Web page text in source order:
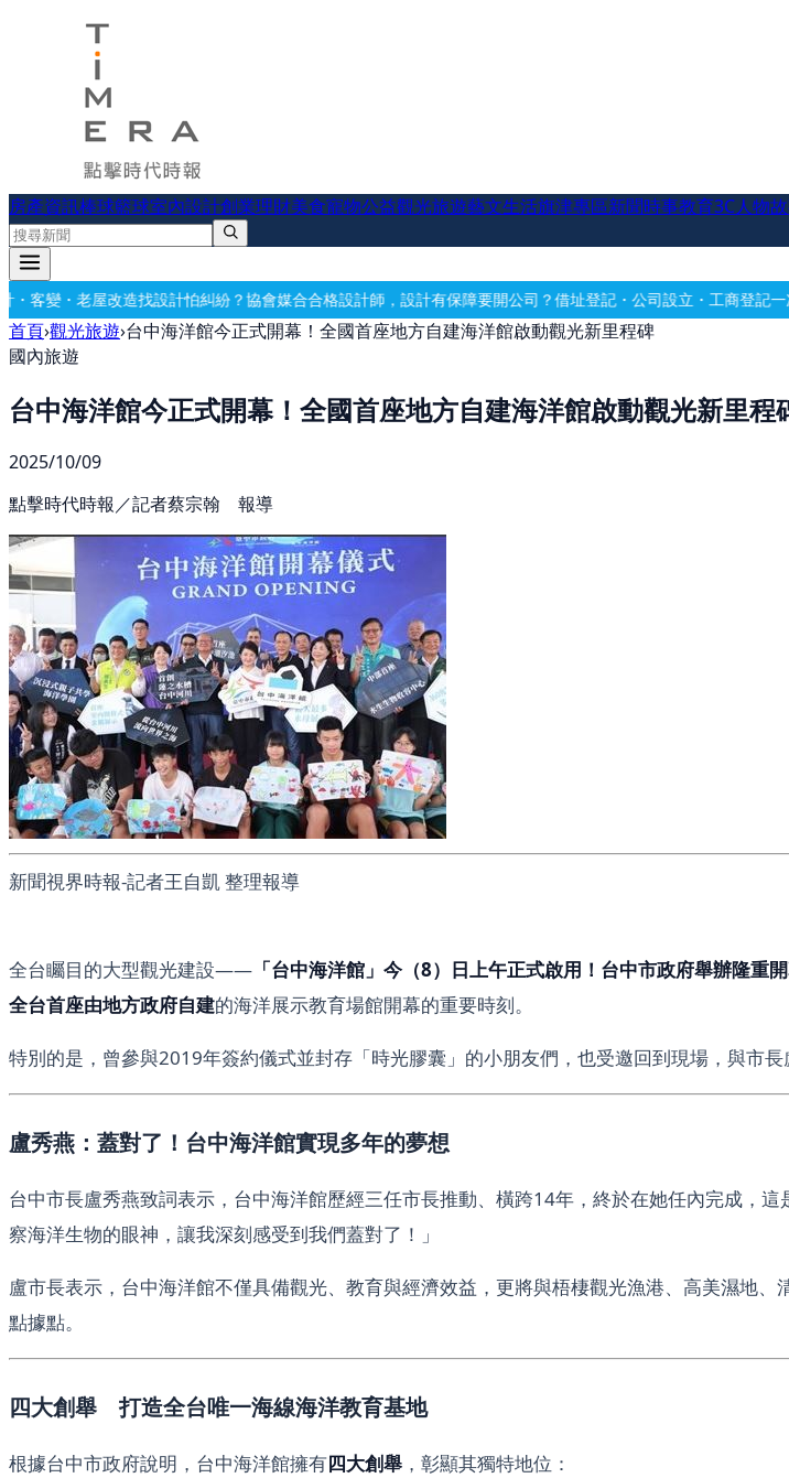
房產資訊棒球籃球室內設計創業理財美食寵物公益觀光旅遊藝文生活旗津專區新聞時事教育3C人物
造找設計怕糾紛？協會媒合合格設計師，設計有保障要開公司？借址登記・公司設立・工商登記一次辦好記帳報稅
首頁›觀光旅遊›台中海洋館今正式開幕！全國首座地方自建海洋館啟動觀光新里程碑
國內旅遊
台中海洋館今正式開幕！全國首座地方自建海洋館啟動觀光新里程
2025/10/09
點擊時代時報／記者蔡宗翰 報導
新聞視界時報-記者王自凱 整理報導
全台矚目的大型觀光建設—— 「台中海洋館」 今（8）日上午正式啟用！台中市政府舉辦隆重
全台首座由地方政府自建的海洋展示教育場館開幕的重要時刻。
特別的是，曾參與2019年簽約儀式並封存「時光膠囊」的小朋友們，也受邀回到現場，與市
盧秀燕：蓋對了！台中海洋館實現多年的夢想
台中市長盧秀燕致詞表示，台中海洋館歷經三任市長推動、橫跨14年，終於在她任內完成，
察海洋生物的眼神，讓我深刻感受到我們蓋對了！」
盧市長表示，台中海洋館不僅具備觀光、教育與經濟效益，更將與梧棲觀光漁港、高美濕地
點據點。
四大創舉 打造全台唯一海線海洋教育基地
根據台中市政府說明，台中海洋館擁有四大創舉 ，彰顯其獨特地位：